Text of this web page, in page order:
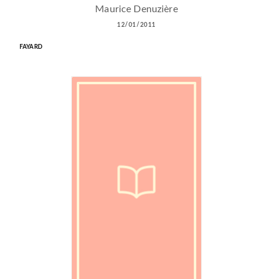
Maurice Denuzière
12/01/2011
FAYARD